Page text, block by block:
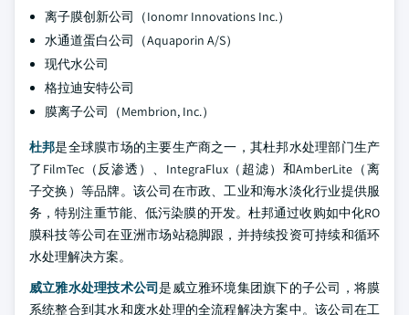
离子膜创新公司（Ionomr Innovations Inc.）
水通道蛋白公司（Aquaporin A/S）
现代水公司
格拉迪安特公司
膜离子公司（Membrion, Inc.）
杜邦是全球膜市场的主要生产商之一，其杜邦水处理部门生产
了FilmTec（反渗透）、IntegraFlux（超滤）和AmberLite（离
子交换）等品牌。该公司在市政、工业和海水淡化行业提供服
务，特别注重节能、低污染膜的开发。杜邦通过收购如中化RO
膜科技等公司在亚洲市场站稳脚跟，并持续投资可持续和循环
水处理解决方案。
威立雅水处理技术公司是威立雅环境集团旗下的子公司，将膜
系统整合到其水和废水处理的全流程解决方案中。该公司在工